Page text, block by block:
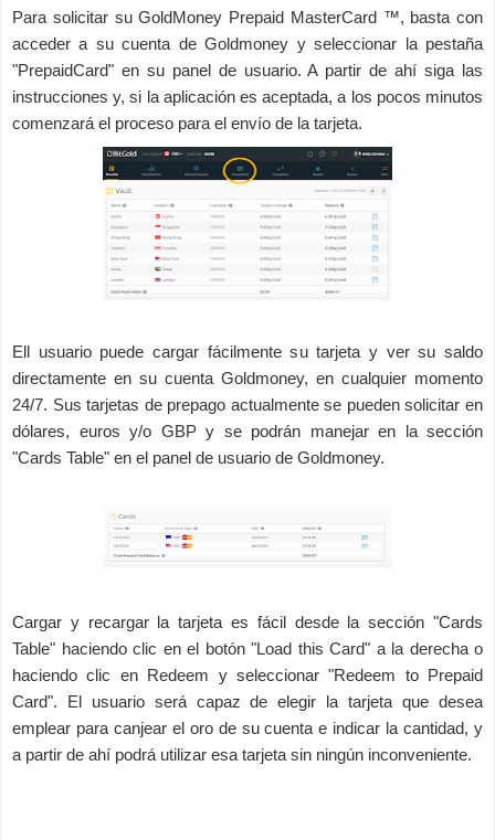
Para solicitar su GoldMoney Prepaid MasterCard ™, basta con
acceder a su cuenta de Goldmoney y seleccionar la pestaña
"PrepaidCard" en su panel de usuario. A partir de ahí siga las
instrucciones y, si la aplicación es aceptada, a los pocos minutos
comenzará el proceso para el envío de la tarjeta.
Ell usuario puede cargar fácilmente su tarjeta y ver su saldo
directamente en su cuenta Goldmoney, en cualquier momento
24/7. Sus tarjetas de prepago actualmente se pueden solicitar en
dólares, euros y/o GBP y se podrán manejar en la sección
"Cards Table" en el panel de usuario de Goldmoney.
Cargar y recargar la tarjeta es fácil desde la sección "Cards
Table" haciendo clic en el botón "Load this Card" a la derecha o
haciendo clic en Redeem y seleccionar "Redeem to Prepaid
Card". El usuario será capaz de elegir la tarjeta que desea
emplear para canjear el oro de su cuenta e indicar la cantidad, y
a partir de ahí podrá utilizar esa tarjeta sin ningún inconveniente.